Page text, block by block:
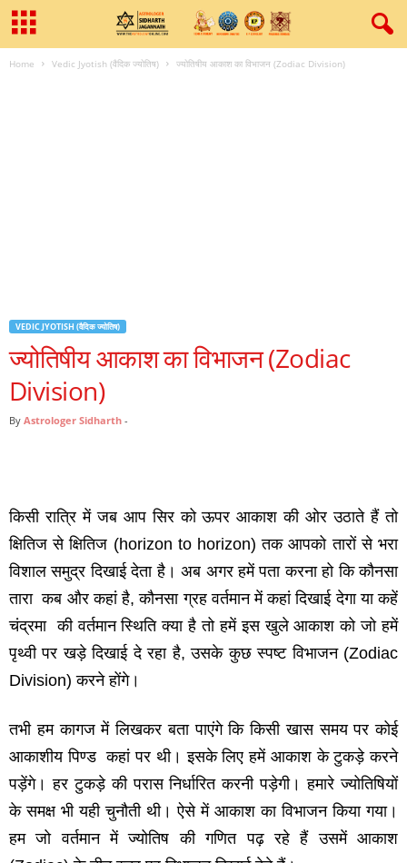
Home Vedic Jyotish (वैदिक ज्योतिष) ज्‍योतिषीय आकाश का विभाजन (Zodiac Division)
VEDIC JYOTISH (वैदिक ज्योतिष)
ज्‍योतिषीय आकाश का विभाजन (Zodiac
Division)
By Astrologer Sidharth -
किसी रात्रि में जब आप सिर को ऊपर आकाश की ओर उठाते हैं तो
क्षितिज से क्षितिज (horizon to horizon) तक आपको तारों से भरा
विशाल समुद्र दिखाई देता है। अब अगर हमें पता करना हो कि कौनसा
तारा कब और कहां है, कौनसा ग्रह वर्तमान में कहां दिखाई देगा या कहें
चंद्रमा की वर्तमान स्थिति क्‍या है तो हमें इस खुले आकाश को जो हमें
पृथ्‍वी पर खड़े दिखाई दे रहा है, उसके कुछ स्‍पष्‍ट विभाजन (Zodiac
Division) करने होंगे।
तभी हम कागज में लिखकर बता पाएंगे कि किसी खास समय पर कोई
आकाशीय पिण्‍ड कहां पर थी। इसके लिए हमें आकाश के टुकड़े करने
पड़ेंगे। हर टुकड़े की परास निर्धारित करनी पड़ेगी। हमारे ज्‍योतिषियों
के समक्ष भी यही चुनौती थी। ऐसे में आकाश का विभाजन किया गया।
हम जो वर्तमान में ज्‍योतिष की गणित पढ़ रहे हैं उसमें आकाश